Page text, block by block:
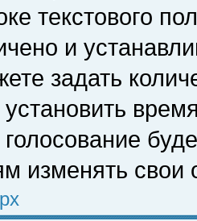
текстового
и
задать
установить
голосование
изменять свои